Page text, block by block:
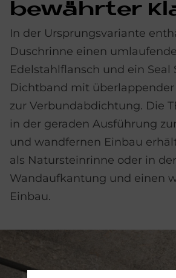
be­währ­ter
In der Ursprungsvariante
Duschrinne einen
Edelstahlflansch und ein Seal
Dichtband mit
zur Verbundabdichtung. Die
in der geraden Ausführung
und wandfernen Einbau
als Natursteinrinne oder in
Wandaufkantung und einen
Einbau.